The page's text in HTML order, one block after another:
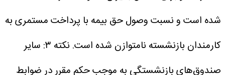
شده است و نسبت وصول حق بیمه با پرداخت مستمری به
کارمندان بازنشسته نامتوازن شده است.
نکته ۳: سایر
صندوق‌های بازنشستگی به‌ موجب حکم مقرر در ضوابط